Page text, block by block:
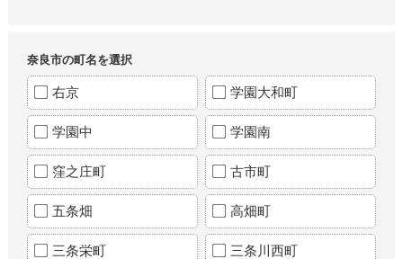
奈良市の町名を選択
右京 学園大和町
学園中 学園南
窪之庄町 古市町
五条畑 高畑町
三条栄町 三条川西町